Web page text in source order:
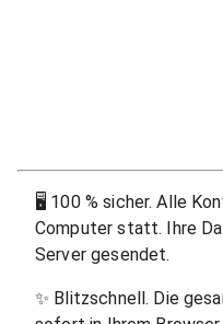
🖥 100 % sicher. Alle
Computer statt. Ihre
Server gesendet.
✨ Blitzschnell. Die